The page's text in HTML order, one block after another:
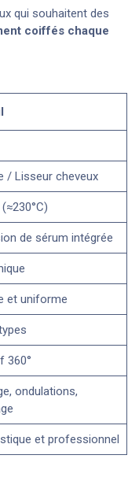
qui souhaitent des
coiffés chaque
/ Lisseur cheveux
de sérum intégrée
et uniforme
360°
ondulations,
et professionnel